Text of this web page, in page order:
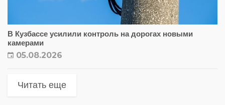
В Кузбассе усилили контроль на дорогах новыми
камерами
05.08.2026
Читать еще